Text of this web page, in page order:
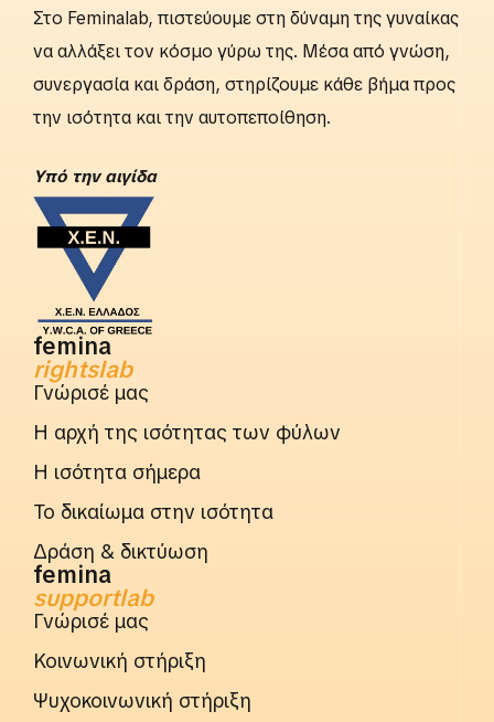
Στο Feminalab, πιστεύουμε στη δύναμη της γυναίκας
να αλλάξει τον κόσμο γύρω της. Μέσα από γνώση,
συνεργασία και δράση, στηρίζουμε κάθε βήμα προς
την ισότητα και την αυτοπεποίθηση.
Yπό την αιγίδα
femina
rightslab
Γνώρισέ μας
Η αρχή της ισότητας των φύλων
Η ισότητα σήμερα
Το δικαίωμα στην ισότητα
Δράση & δικτύωση
femina
supportlab
Γνώρισέ μας
Κοινωνική στήριξη
Ψυχοκοινωνική στήριξη